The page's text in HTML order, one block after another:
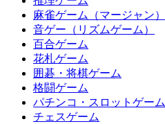
麻雀ゲーム（マージャン）
音ゲー（リズムゲーム）
百合ゲーム
花札ゲーム
囲碁・将棋ゲーム
格闘ゲーム
パチンコ・スロットゲーム
チェスゲーム